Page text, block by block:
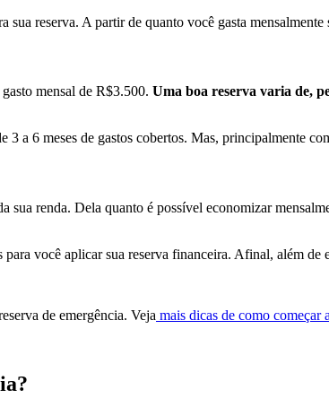
reserva. A partir de quanto você gasta
mensal de R$3.500. Uma boa reserva varia de,
a 6 meses de gastos cobertos. Mas, principalmente
sua renda. Dela quanto é possível economizar
você aplicar sua reserva financeira. Afinal, além de
de emergência. Veja mais dicas de como começar